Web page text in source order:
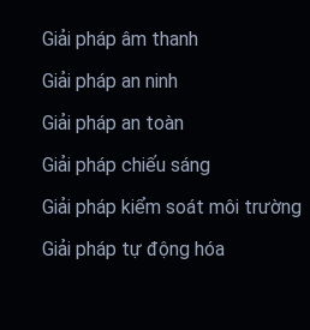
Giải pháp âm thanh
Giải pháp an ninh
Giải pháp an toàn
Giải pháp chiếu sáng
Giải pháp kiểm soát môi trường
Giải pháp tự động hóa